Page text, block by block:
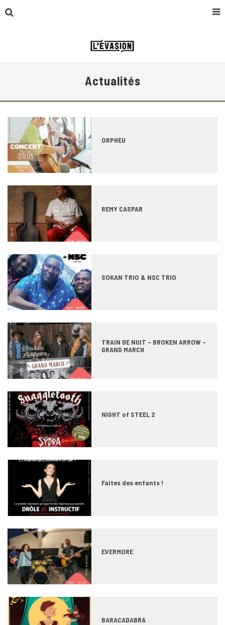
Actualités
ORPHEU
REMY CASPAR
SOKAN TRIO & NSC TRIO
TRAIN DE NUIT – BROKEN ARROW –
GRAND MARCH
NIGHT of STEEL 2
Faites des enfants !
EVERMORE
BARACADABRA